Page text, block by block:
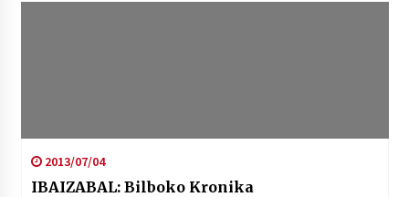
2013/07/04
IBAIZABAL: Bilboko Kronika